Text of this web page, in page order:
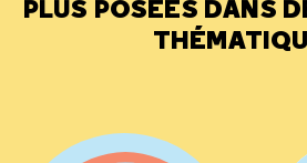
PLUS POSÉES DANS